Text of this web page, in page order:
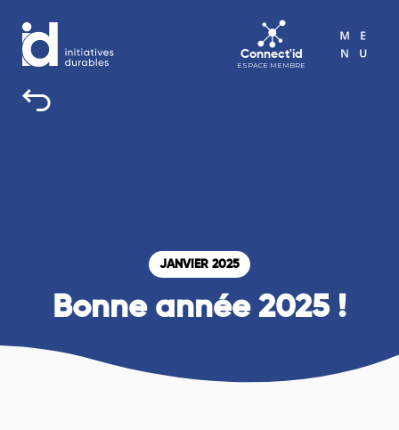
Connect'id
ESPACE MEMBRE
JANVIER 2025
Bonne année 2025 !